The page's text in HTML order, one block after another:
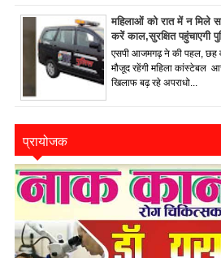
महिलाओं को रात में न मिले
करें काल,सुरक्षित पहुंचाएगी
एसपी आजमगढ़ ने की पहल, छह
मौजूद रहेंगी महिला कांस्टेबल
खिलाफ बढ़ रहे अपराधो...
प्रायोजक